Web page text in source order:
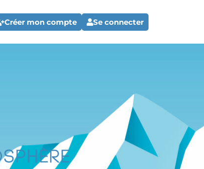
Créer mon compte Se connecter